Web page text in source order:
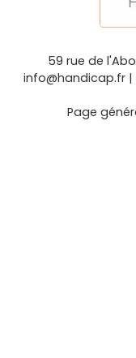
59 rue de
info@handicap.fr |
Page